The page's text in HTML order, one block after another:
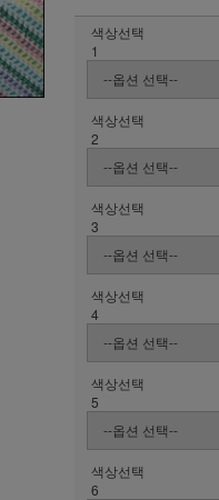
색상선택
1
색상선택
2
색상선택
3
색상선택
4
색상선택
5
색상선택
6